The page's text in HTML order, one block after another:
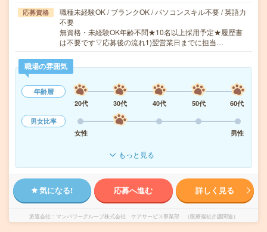
応募資格
職種未経験OK / ブランクOK / パソコンスキル不要 / 英語力
不要
無資格・未経験OK年齢不問★10名以上採用予定★履歴書
は不要です▽応募後の流れ1)翌営業日までに担当…
職場の雰囲気
年齢層
20代
30代 40代 50代
60代
男女比率
女性
男性
もっと見る
気になる! 応募へ進む 詳しく見る
派遣会社 マンパワーグループ株式会社 ケアサービス事業部 （医療福祉介護関連）